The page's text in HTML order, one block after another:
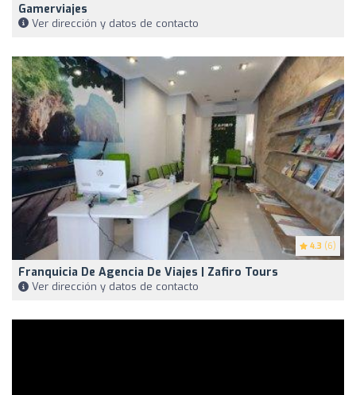
Gamerviajes
Ver dirección y datos de contacto
4.3 (6)
Franquicia De Agencia De Viajes | Zafiro Tours
Ver dirección y datos de contacto